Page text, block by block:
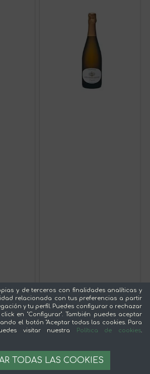
y de terceros con finalidades analíticas y
relacionada con tus preferencias a partir
y tu perfil. Puedes configurar o rechazar
en "Configurar". También puedes aceptar
el botón "Aceptar todas las cookies. Para
visitar nuestra
Política de cookies.
TODAS LAS COOKIES